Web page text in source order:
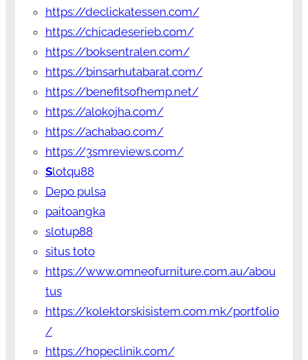
https://declickatessen.com/
https://chicadeserieb.com/
https://boksentralen.com/
https://binsarhutabarat.com/
https://benefitsofhemp.net/
https://alokojha.com/
https://achabao.com/
https://3smreviews.com/
Slotqu88
Depo pulsa
paitoangka
slotup88
situs toto
https://www.omneofurniture.com.au/abou
tus
https://kolektorskisistem.com.mk/portfolio
/
https://hopeclinik.com/